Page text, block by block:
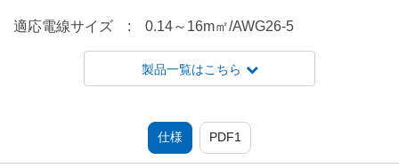
適応電線サイズ : 0.14～16m㎡/AWG26-5
製品一覧はこちら
仕様 PDF1